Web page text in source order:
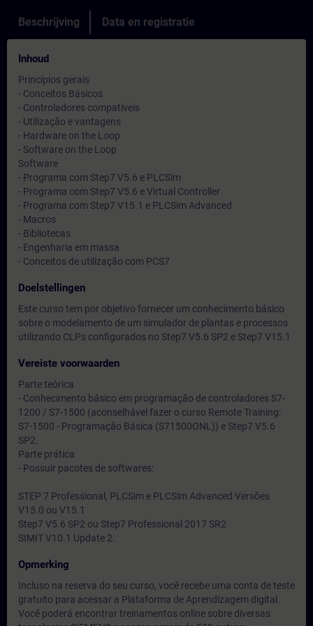
Beschrijving Data en registratie
Inhoud
Princípios gerais
- Conceitos Básicos
- Controladores compatíveis
- Utilização e vantagens
- Hardware on the Loop
- Software on the Loop
Software
- Programa com Step7 V5.6 e PLCSim
- Programa com Step7 V5.6 e Virtual Controller
- Programa com Step7 V15.1 e PLCSim Advanced
- Macros
- Bibliotecas
- Engenharia em massa
- Conceitos de utilização com PCS7
Doelstellingen
Este curso tem por objetivo fornecer um conhecimento básico
sobre o modelamento de um simulador de plantas e processos
utilizando CLPs configurados no Step7 V5.6 SP2 e Step7 V15.1
Vereiste voorwaarden
Parte teórica
- Conhecimento básico em programação de controladores S7-
1200 / S7-1500 (aconselhável fazer o curso Remote Training:
S7-1500 - Programação Básica (S71500ONL)) e Step7 V5.6
SP2.
Parte prática
- Possuir pacotes de softwares:
STEP 7 Professional, PLCSim e PLCSim Advanced Versões
V15.0 ou V15.1
Step7 V5.6 SP2 ou Step7 Professional 2017 SR2
SIMIT V10.1 Update 2.
Opmerking
Incluso na reserva do seu curso, você recebe uma conta de teste
gratuito para acessar a Plataforma de Aprendizagem digital.
Você poderá encontrar treinamentos online sobre diversas